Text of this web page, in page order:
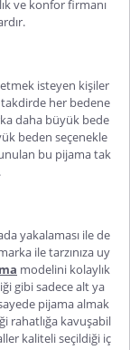
ve konfor firmanı
isteyen kişiler
takdirde her bedene
daha büyük bede
beden seçenekle
bu pijama tak
yakalaması ile de
ile tarzınıza uy
modelini kolaylık
gibi sadece alt ya
pijama almak
rahatlığa kavuşabil
kaliteli seçildiği iç